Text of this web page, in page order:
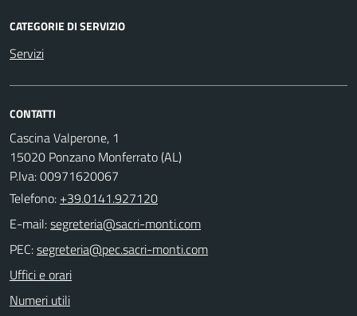
CATEGORIE DI SERVIZIO
Servizi
CONTATTI
Cascina Valperone, 1
15020 Ponzano Monferrato (AL)
P.Iva: 00971620067
Telefono: +39.0141.927120
E-mail:
PEC:
Uffici e orari
Numeri utili